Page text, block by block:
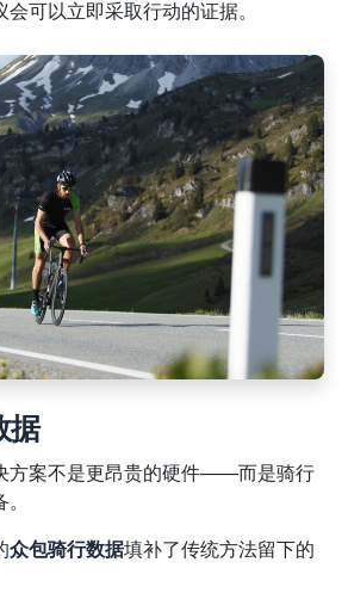
可以立即采取行动的证据。
据
方案不是更昂贵的硬件——而是骑行
众包骑行数据填补了传统方法留下的